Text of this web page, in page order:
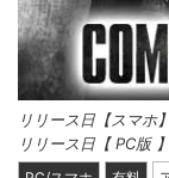
リリース日【スマ
リリース日【 PC版